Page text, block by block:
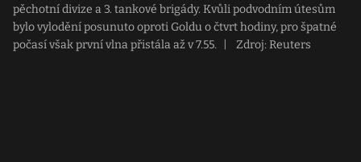
pěchotní divize a 3. tankové brigády. Kvůli podvodním útesům
bylo vylodění posunuto oproti Goldu o čtvrt hodiny, pro špatné
počasí však první vlna přistála až v 7.55.
Zdroj: Reuters